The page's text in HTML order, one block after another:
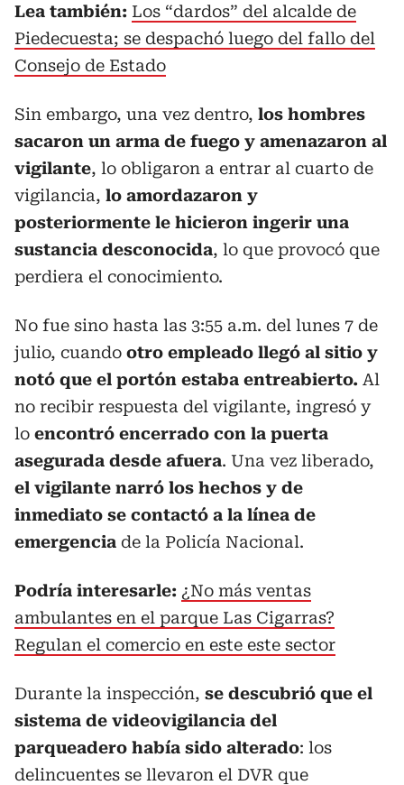
Lea también: Los “dardos” del alcalde de
Piedecuesta; se despachó luego del fallo del
Consejo de Estado
Sin embargo, una vez dentro, los hombres
sacaron un arma de fuego y amenazaron al
vigilante, lo obligaron a entrar al cuarto de
vigilancia, lo amordazaron y
posteriormente le hicieron ingerir una
sustancia desconocida, lo que provocó que
perdiera el conocimiento.
No fue sino hasta las 3:55 a.m. del lunes 7 de
julio, cuando otro empleado llegó al sitio y
notó que el portón estaba entreabierto. Al
no recibir respuesta del vigilante, ingresó y
lo encontró encerrado con la puerta
asegurada desde afuera. Una vez liberado,
el vigilante narró los hechos y de
inmediato se contactó a la línea de
emergencia de la Policía Nacional.
Podría interesarle: ¿No más ventas
ambulantes en el parque Las Cigarras?
Regulan el comercio en este este sector
Durante la inspección, se descubrió que el
sistema de videovigilancia del
parqueadero había sido alterado: los
delincuentes se llevaron el DVR que